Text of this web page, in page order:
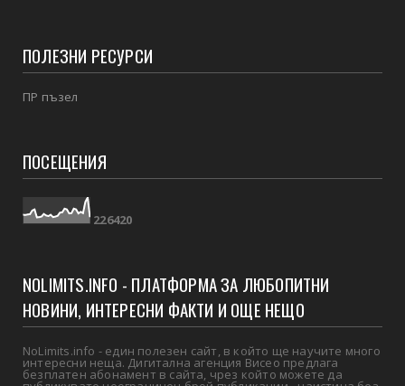
ПОЛЕЗНИ РЕСУРСИ
ПР пъзел
ПОСЕЩЕНИЯ
226420
NOLIMITS.INFO - ПЛАТФОРМА ЗА ЛЮБОПИТНИ
НОВИНИ, ИНТЕРЕСНИ ФАКТИ И ОЩЕ НЕЩО
NoLimits.info - един полезен сайт, в който ще научите много
интересни неща. Дигитална агенция Висео предлага
безплатен абонамент в сайта, чрез който можете да